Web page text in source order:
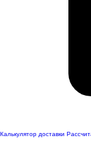
Калькулятор доставки